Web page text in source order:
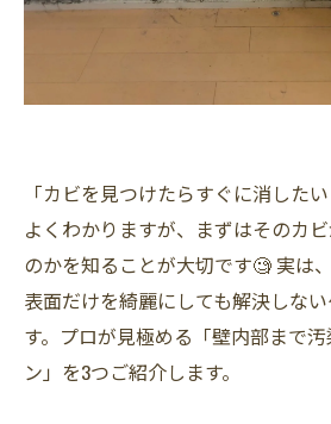
「カビを見つけたらすぐに消した
よくわかりますが、まずはそのカ
のかを知ることが大切です🧐 実は
表面だけを綺麗にしても解決しな
す。プロが見極める「壁内部まで
ン」を3つご紹介します。